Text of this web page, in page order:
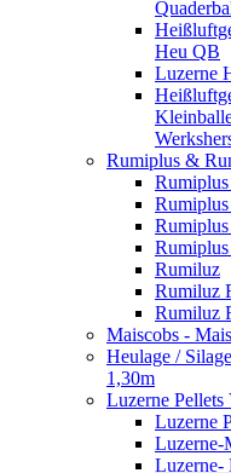
Heu QB
Luzerne
Rumiplus &
Rumiluz
Rumiluz
Rumiluz
Maiscobs -
Heulage /
1,30m
Luzerne Pellets
Luzerne
Luzerne-
Luzerne-